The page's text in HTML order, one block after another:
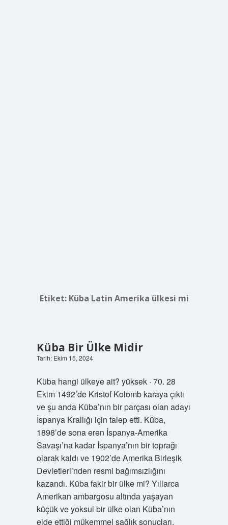
Etiket: Küba Latin Amerika ülkesi mi
Küba Bir Ülke Midir
Tarih: Ekim 15, 2024
Küba hangi ülkeye ait? yüksek · 70. 28
Ekim 1492’de Kristof Kolomb karaya çıktı
ve şu anda Küba’nın bir parçası olan adayı
İspanya Krallığı için talep etti. Küba,
1898’de sona eren İspanya-Amerika
Savaşı’na kadar İspanya’nın bir toprağı
olarak kaldı ve 1902’de Amerika Birleşik
Devletleri’nden resmi bağımsızlığını
kazandı. Küba fakir bir ülke mi? Yıllarca
Amerikan ambargosu altında yaşayan
küçük ve yoksul bir ülke olan Küba’nın
elde ettiği mükemmel sağlık sonuçları,